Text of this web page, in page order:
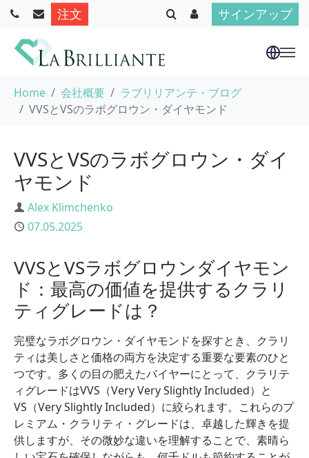
注文 サインアップ
Home 会社概要
ラブリリアンテ・ブログ
VVSとVSのラボグロウン・ダイヤモンド
VVSとVSのラボグロウン・ダイ
ヤモンド
Author
Alex Klimchenko
Published
07.05.2025
VVSとVSラボグロウンダイヤモン
ド：最高の価値を提供するクラリ
ティグレードは？
完璧なラボグロウン・ダイヤモンドを探すとき、クラリ
ティは美しさと価格の両方を決定する重要な要素のひと
つです。多くの目の肥えたバイヤーにとって、クラリテ
ィグレードはVVS（Very Very Slightly Included）と
VS（Very Slightly Included）に絞られます。これらのプ
レミアム・クラリティ・グレードは、卓越した輝きを提
供しますが、その微妙な違いを理解することで、素晴ら